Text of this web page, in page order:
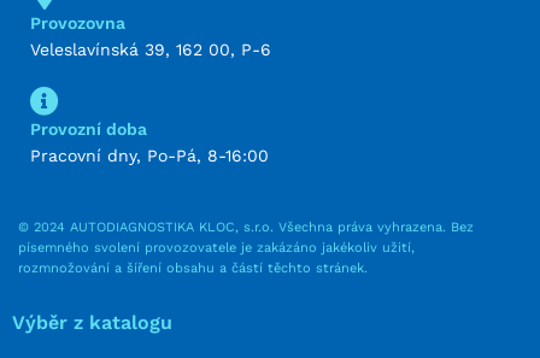
Provozovna
Veleslavínská 39, 162 00, P-6
Provozní doba
Pracovní dny, Po-Pá, 8-16:00
© 2024 AUTODIAGNOSTIKA KLOC, s.r.o. Všechna práva vyhrazena. Bez
písemného svolení provozovatele je zakázáno jakékoliv užití,
rozmnožování a šíření obsahu a částí těchto stránek.
Výběr z katalogu